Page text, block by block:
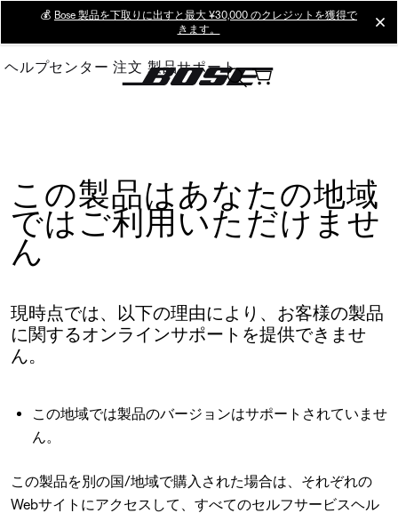
Main
💰 Bose 製品を下取りに出すと最大 ¥30,000 のクレジットを獲得で
きます。
ヘルプセンター 注文 製品サポート
この製品はあなたの地域
ではご利用いただけませ
ん
現時点では、以下の理由により、お客様の製品
に関するオンラインサポートを提供できませ
ん。
この地域では製品のバージョンはサポートされていませ
ん。
この製品を別の国/地域で購入された場合は、それぞれの
Webサイトにアクセスして、すべてのセルフサービスヘル